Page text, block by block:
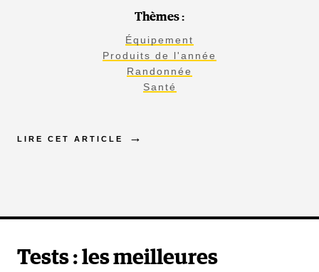
Thèmes :
Équipement
Produits de l'année
Randonnée
Santé
LIRE CET ARTICLE
Tests : les meilleures